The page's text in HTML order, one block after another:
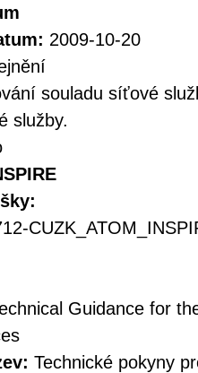
2009-10-20
souladu síťové
služby.
Guidance for
Technické pokyny